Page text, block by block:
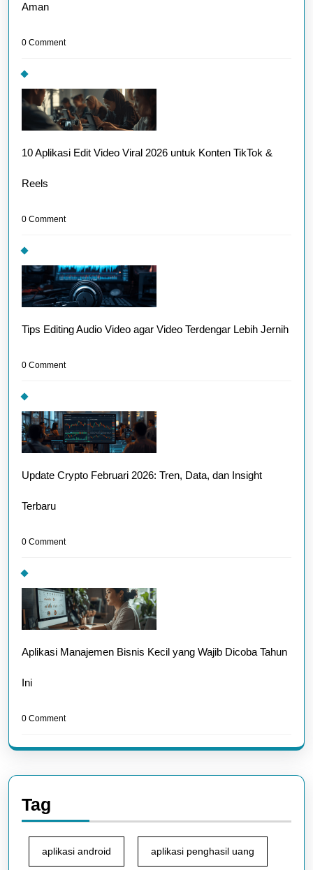
Aman
0 Comment
10 Aplikasi Edit Video Viral 2026 untuk Konten TikTok &
Reels
0 Comment
Tips Editing Audio Video agar Video Terdengar Lebih Jernih
0 Comment
Update Crypto Februari 2026: Tren, Data, dan Insight
Terbaru
0 Comment
Aplikasi Manajemen Bisnis Kecil yang Wajib Dicoba Tahun
Ini
0 Comment
Tag
aplikasi android aplikasi penghasil uang